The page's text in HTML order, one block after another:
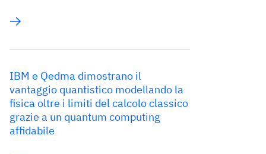
IBM e Qedma dimostrano il
vantaggio quantistico modellando la
fisica oltre i limiti del calcolo classico
grazie a un quantum computing
affidabile